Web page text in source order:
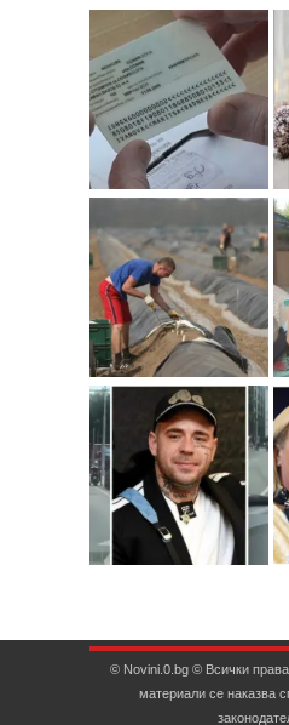
© Novini.0.bg © Всички
материали се наказва